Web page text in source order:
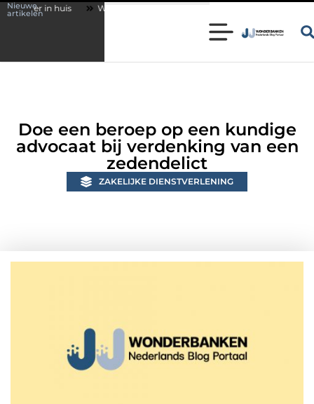
Nieuwe
artikelen
Wonen in een karakteristieke woning in Bunschoten? Controleer of je
Doe een beroep op een kundige
advocaat bij verdenking van een
zedendelict
ZAKELIJKE DIENSTVERLENING